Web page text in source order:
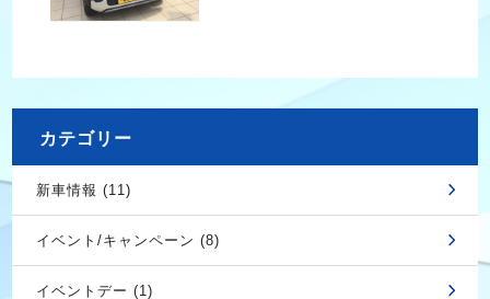
カテゴリー
新車情報 (11)
イベント/キャンペーン (8)
イベントデー (1)